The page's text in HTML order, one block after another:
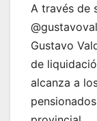
A través de
Gustavo
de
alcanza a